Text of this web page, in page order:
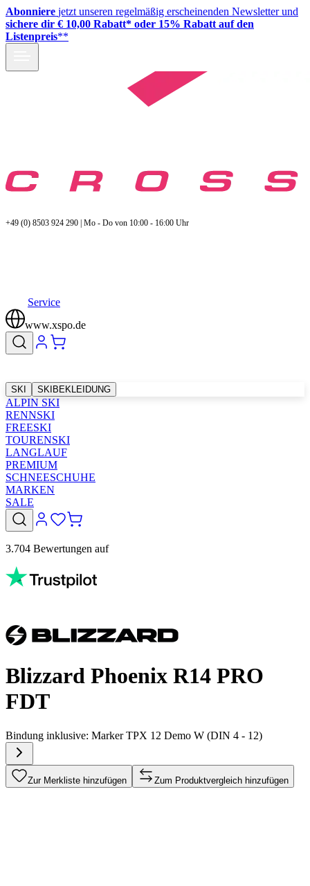
Abonniere jetzt unseren regelmäßig erscheinenden Newsletter und
sichere dir € 10,00 Rabatt* oder 15% Rabatt auf den
Listenpreis**
+49 (0) 8503 924 290 | Mo - Do von 10:00 - 16:00 Uhr
Service
www.xspo.de
SKI SKIBEKLEIDUNG
ALPIN SKI
RENNSKI
FREESKI
TOURENSKI
LANGLAUF
PREMIUM
SCHNEESCHUHE
MARKEN
SALE
3.704 Bewertungen auf
Blizzard Phoenix R14 PRO
FDT
Bindung inklusive: Marker TPX 12 Demo W (DIN 4 - 12)
Zur Merkliste hinzufügen Zum Produktvergleich hinzufügen